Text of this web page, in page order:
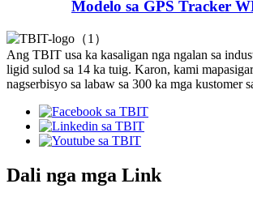
Modelo sa GPS Tracker
Ang TBIT usa ka kasaligan nga ngalan sa
ligid sulod sa 14 ka tuig. Karon, kami
nagserbisyo sa labaw sa 300 ka mga kustomer
Dali nga mga Link